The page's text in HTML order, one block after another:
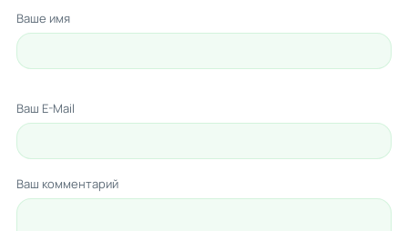
Ваше имя
Ваш E-Mail
Ваш комментарий